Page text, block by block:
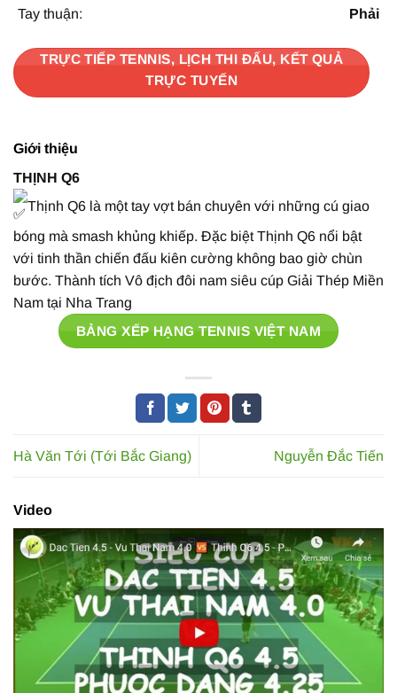
Tay thuận: Phải
TRỰC TIẾP TENNIS, LỊCH THI ĐẤU, KẾT QUẢ
TRỰC TUYẾN
Giới thiệu
THỊNH Q6
Thịnh Q6 là một tay vợt bán chuyên với những cú giao
bóng mà smash khủng khiếp. Đặc biệt Thịnh Q6 nổi bật
với tinh thần chiến đấu kiên cường không bao giờ chùn
bước. Thành tích Vô địch đôi nam siêu cúp Giải Thép Miền
Nam tại Nha Trang
BẢNG XẾP HẠNG TENNIS VIỆT NAM
Hà Văn Tới (Tới Bắc Giang) Nguyễn Đắc Tiến
Video